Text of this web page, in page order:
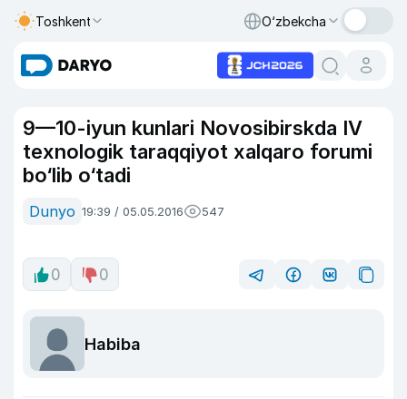
Toshkent O‘zbekcha
9—10-iyun kunlari Novosibirskda IV
texnologik taraqqiyot xalqaro forumi
bo‘lib o‘tadi
Dunyo 19:39 / 05.05.2016 547
0 0
Habiba